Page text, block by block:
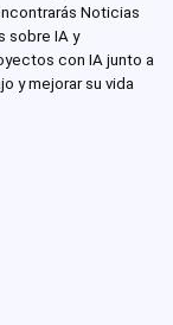
Noticias
sobre IA y
con IA junto a
y mejorar su vida